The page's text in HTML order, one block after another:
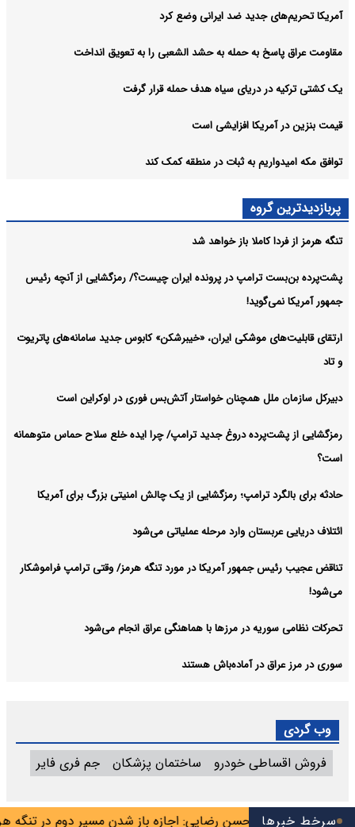
سرخط خبرهامحسن رضایی: اجازه باز شدن مسیر دوم در تنگه هرمز تیم
آمریکا تحریم‌های جدید ضد ایرانی وضع کرد
مقاومت عراق پاسخ به حمله به حشد الشعبی را به تعویق انداخت
یک کشتی ترکیه در دریای سیاه هدف حمله قرار گرفت
قیمت بنزین در آمریکا افزایشی است
توافق مکه امیدواریم به ثبات در منطقه کمک کند
پربازدیدترین گروه
تنگه هرمز از فردا کاملا باز خواهد شد
پشت‌پرده بن‌بست ترامپ در پرونده ایران چیست؟/ رمزگشایی از آنچه رئیس
جمهور آمریکا نمی‌گوید!
ارتقای قابلیت‌های موشکی ایران، «خیبرشکن» کابوس جدید سامانه‌های پاتریوت
و تاد
دبیرکل سازمان ملل همچنان خواستار آتش‌بس فوری در اوکراین است
رمزگشایی از پشت‌پرده دروغ جدید ترامپ/ چرا ایده خلع سلاح حماس متوهمانه
است؟
حادثه برای بالگرد ترامپ؛ رمزگشایی از یک چالش امنیتی بزرگ برای آمریکا
ائتلاف دریایی عربستان وارد مرحله عملیاتی می‌شود
تناقض عجیب رئیس جمهور آمریکا در مورد تنگه هرمز/ وقتی ترامپ فراموشکار
می‌شود!
تحرکات نظامی سوریه در مرزها با هماهنگی عراق انجام می‌شود
سوری در مرز عراق در آماده‌باش هستند
وب گردی
فروش اقساطی خودرو
ساختمان پزشکان جم فری فایر